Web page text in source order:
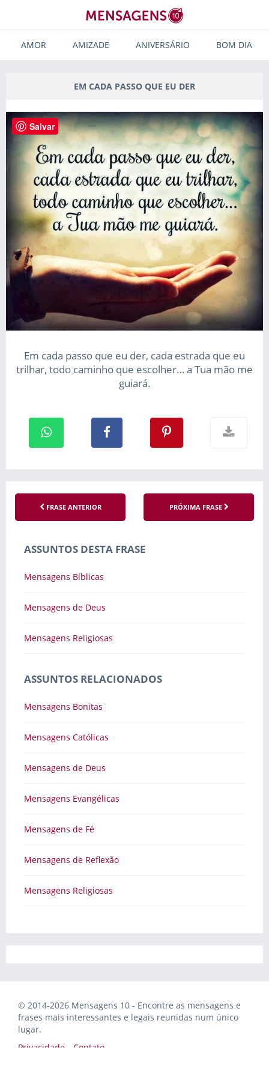
AMOR AMIZADE ANIVERSÁRIO BOM DIA
EM CADA PASSO QUE EU DER
Em cada passo que eu der, cada estrada que eu
trilhar, todo caminho que escolher… a Tua mão me
guiará.
FRASE ANTERIOR PRÓXIMA FRASE
ASSUNTOS DESTA FRASE
Mensagens Bíblicas
Mensagens de Deus
Mensagens Religiosas
ASSUNTOS RELACIONADOS
Mensagens Bonitas
Mensagens Católicas
Mensagens de Deus
Mensagens Evangélicas
Mensagens de Fé
Mensagens de Reflexão
Mensagens Religiosas
© 2014-2026 Mensagens 10 - Encontre as mensagens e
frases mais interessantes e legais reunidas num único
lugar.
Privacidade
Contato
Salvar